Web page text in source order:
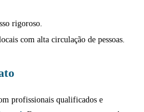
rigoroso.
com alta circulação de pessoas.
profissionais qualificados e